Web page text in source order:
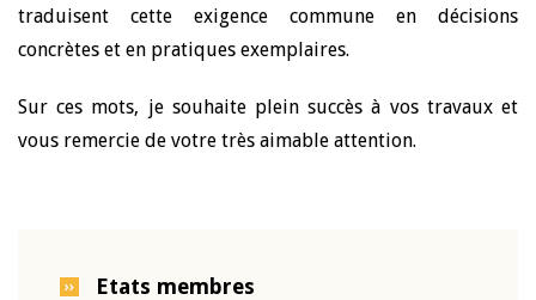
traduisent cette exigence commune en décisions
concrètes et en pratiques exemplaires.
Sur ces mots, je souhaite plein succès à vos travaux et
vous remercie de votre très aimable attention.
Etats membres